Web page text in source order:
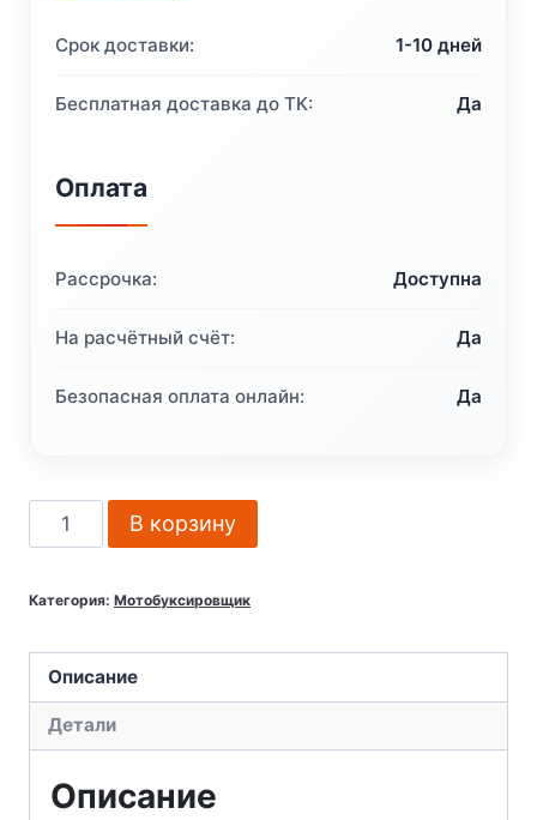
Срок доставки: 1-10 дней
Бесплатная доставка до ТК: Да
Оплата
Рассрочка: Доступна
На расчётный счёт: Да
Безопасная оплата онлайн: Да
Количество
товара
БТС
15
лс
Lifan
В корзину
Категория: Мотобуксировщик
Описание
Детали
Описание